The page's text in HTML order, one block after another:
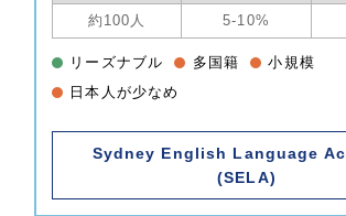
約100人 5-10%
リーズナブル 多国籍
小規模
日本人が少なめ
Sydney English Language
(SELA)